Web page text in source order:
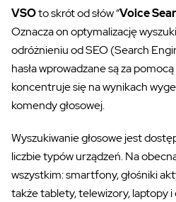
VSOto skrót od słów “Voice
Oznacza on optymalizację
odróżnieniu od SEO (Search
hasła wprowadzane są za
koncentruje się na wynikach
komendy głosowej.
Wyszukiwanie głosowe jest
liczbie typów urządzeń. Na
wszystkim: smartfony, głośniki
także tablety, telewizory, laptopy